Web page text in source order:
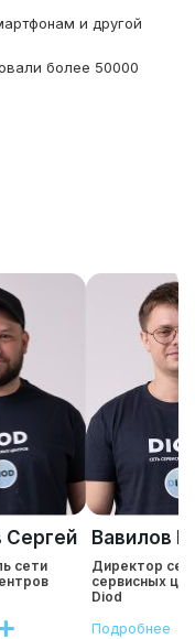
и другой
более 50000
Сергей
сети
Вавилов
Директор
сервисных
Diod
Подробнее